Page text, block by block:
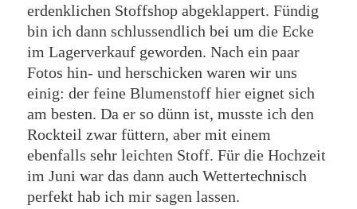
erdenklichen Stoffshop abgeklappert. Fündig
bin ich dann schlussendlich bei um die Ecke
im Lagerverkauf geworden. Nach ein paar
Fotos hin- und herschicken waren wir uns
einig: der feine Blumenstoff hier eignet sich
am besten. Da er so dünn ist, musste ich den
Rockteil zwar füttern, aber mit einem
ebenfalls sehr leichten Stoff. Für die Hochzeit
im Juni war das dann auch Wettertechnisch
perfekt hab ich mir sagen lassen.